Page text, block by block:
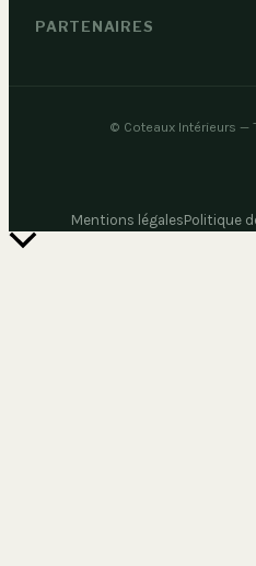
PARTENAIRES
© Coteaux Intérieurs —
Mentions légalesPolitique